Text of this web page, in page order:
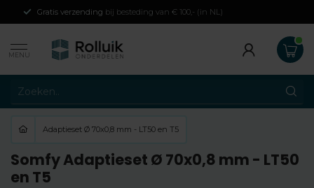
Gratis verzending bij besteding van € 100,- (in NL)
MENU
Adaptieset Ø 70x0,8 mm - LT50 en T5
Somfy Adaptieset Ø 70x0,8 mm - LT50
en T5